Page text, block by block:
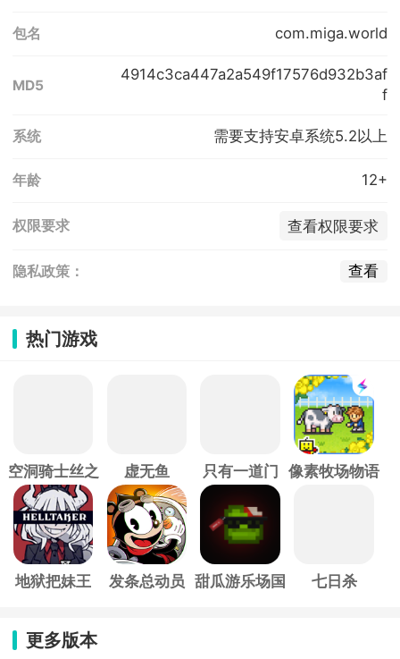
包名 com.miga.world
MD5
4914c3ca447a2a549f17576d932b3af
f
系统 需要支持安卓系统5.2以上
年龄 12+
权限要求 查看权限要求
隐私政策： 查看
热门游戏
空洞骑士丝之
歌
虚无鱼 只有一道门 像素牧场物语
地狱把妹王 发条总动员
甜瓜游乐场国
七日杀
更多版本